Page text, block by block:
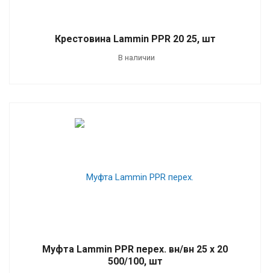
Крестовина Lammin PPR 20 25, шт
В наличии
Муфта Lammin PPR перех. вн/вн 25 х 20
500/100, шт